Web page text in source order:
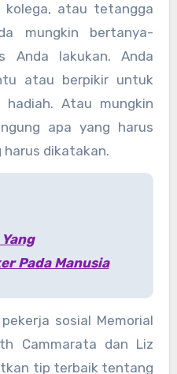
kolega, atau tetangga
mungkin bertanya-
Anda lakukan. Anda
atau berpikir untuk
Atau mungkin
apa yang harus
harus dikatakan.
Pada Manusia
sosial Memorial
Cammarata dan Liz
tip terbaik tentang